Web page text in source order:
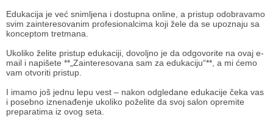
Edukacija je već snimljena i dostupna online, a pristup odobravamo
svim zainteresovanim profesionalcima koji žele da se upoznaju sa
konceptom tretmana.
Ukoliko želite pristup edukaciji, dovoljno je da odgovorite na ovaj e-
mail i napišete **„Zainteresovana sam za edukaciju“**, a mi ćemo
vam otvoriti pristup.
I imamo još jednu lepu vest – nakon odgledane edukacije čeka vas
i posebno iznenađenje ukoliko poželite da svoj salon opremite
preparatima iz ovog seta.